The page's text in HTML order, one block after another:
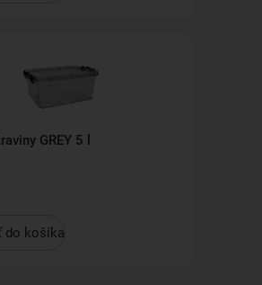
GREY 5 l
do košíka